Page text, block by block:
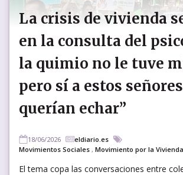
La crisis de vivienda
en la consulta del
la quimio no le tuve
pero sí a estos
querían echar”
18/06/2026
eldiario.es
Movimientos Sociales , Movimiento por la Vivienda
El tema copa las conversaciones entre